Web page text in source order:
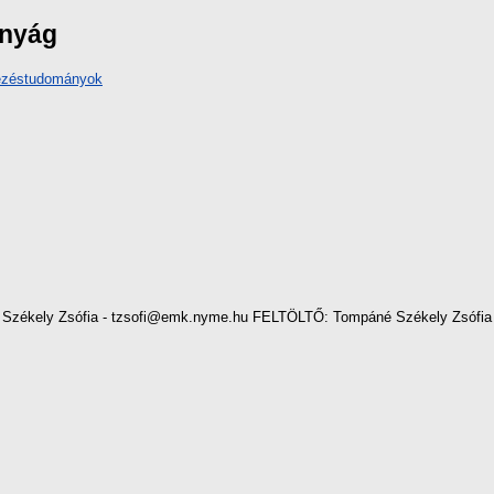
Székely Zsófia - tzsofi@emk.nyme.hu FELTÖLTŐ: Tompáné Székely